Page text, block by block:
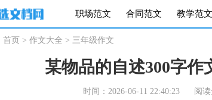
职场范文 合同范文 教学范文
首页 > 作文大全 > 三年级作文
某物品的自述300字作
时间：2026-06-11 22:40:23 阅